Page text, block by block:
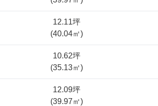
12.11坪
(40.04㎡)
10.62坪
(35.13㎡)
12.09坪
(39.97㎡)